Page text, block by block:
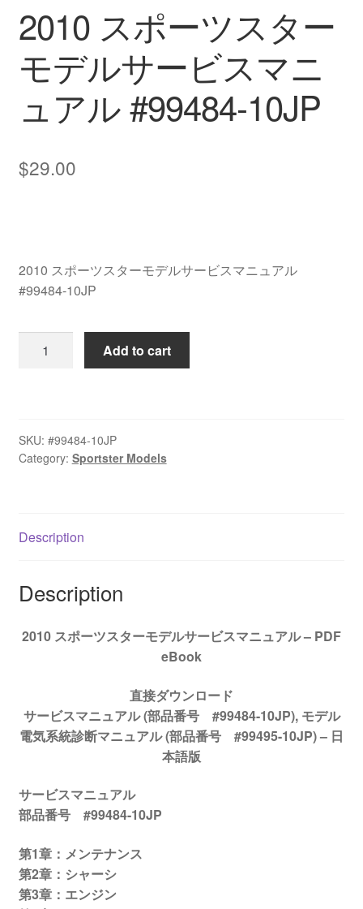
2010 スポーツスター
モデルサービスマニ
ュアル #99484-10JP
$29.00
2010 スポーツスターモデルサービスマニュアル
#99484-10JP
2010
ス
タ
ル
ー
ビ
マ
ア
ル
#99484-
quantity
Add to cart
SKU: #99484-10JP
Category: Sportster Models
Description
Description
2010 スポーツスターモデルサービスマニュアル – PDF
eBook
直接ダウンロード
サービスマニュアル (部品番号 #99484-10JP), モデル
電気系統診断マニュアル (部品番号 #99495-10JP) – 日
本語版
サービスマニュアル
部品番号 #99484-10JP
第1章：メンテナンス
第2章：シャーシ
第3章：エンジン